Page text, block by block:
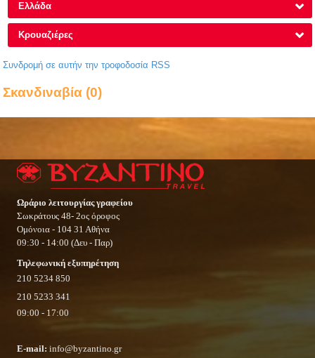
Ελλάδα
Κρουαζιέρες
Συνδρομή σε αυτήν την τροφοδοσία RSS
Σκανδιναβία (0)
Ωράριο λειτουργίας γραφείου
Σωκράτους 48- 2ος όροφος
Ομόνοια - 104 31 Αθήνα
09:30 - 14:00 (Δευ - Παρ)
Τηλεφωνική εξυπηρέτηση
210 5234 850
210 5233 341
09:00 - 17:00
E-mail: info@byzantino.gr